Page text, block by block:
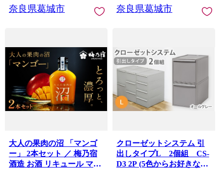
奈良県葛城市
奈良県葛城市
大人の果肉の沼 「マンゴ
ー」 2本セット ／ 梅乃宿
酒造 お酒 リキュール マン
クローゼットシステム 引
出しタイプL 2個組 CS-
D3 2P (5色からお好きなカ